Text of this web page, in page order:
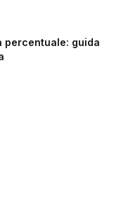
percentuale: guida